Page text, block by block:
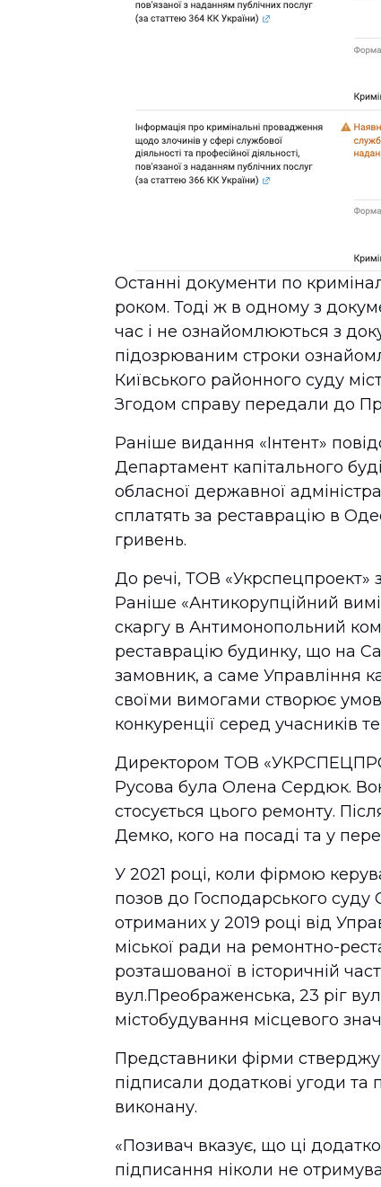
Останні документи по
роком. Тоді ж в одному з
час і не ознайомлюються з
підозрюваним строки
Київського районного суду
Згодом справу передали до
Раніше видання «Інтент»
Департамент капітального
обласної державної
сплатять за реставрацію в
гривень.
До речі, ТОВ «Укрспецпроект»
Раніше «Антикорупційний
скаргу в Антимонопольний
реставрацію будинку, що на
замовник, а саме Управління
своїми вимогами створює
конкуренції серед учасників
Директором ТОВ
Русова була Олена Сердюк.
стосується цього ремонту.
Демко, кого на посаді та у
У 2021 році, коли фірмою
позов до Господарського суду
отриманих у 2019 році від
міської ради на ремонтно-
розташованої в історичній
вул.Преображенська, 23 ріг
містобудування місцевого
Представники фірми
підписали додаткові угоди
виконану.
«Позивач вказує, що ці
підписання ніколи не